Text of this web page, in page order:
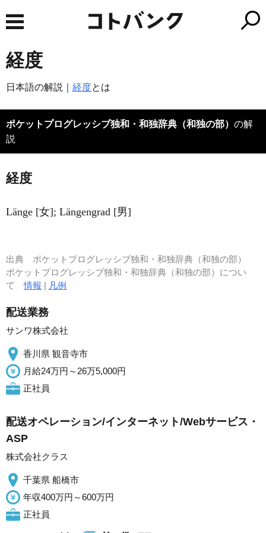
経度
日本語の解説｜ 経度とは
ポケットプログレッシブ独和・和独辞典（和独の部） の解
説
経度
Länge [女]; Längengrad [男]
出典 ポケットプログレッシブ独和・和独辞典（和独の部）
ポケットプログレッシブ独和・和独辞典（和独の部）につい
て情報 | 凡例
配送業務
サンワ株式会社
香川県 観音寺市
月給24万円～26万5,000円
正社員
配送オペレーション/インターネット/Webサービス・
ASP
株式会社クラス
千葉県 船橋市
年収400万円～600万円
正社員